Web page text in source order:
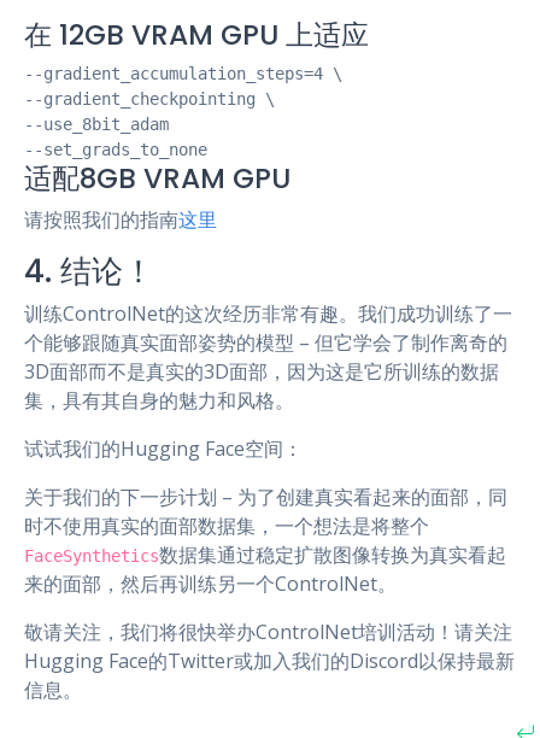
在 12GB VRAM GPU 上适应
--gradient_accumulation_steps=4 \
--gradient_checkpointing \
--use_8bit_adam
--set_grads_to_none
适配8GB VRAM GPU
请按照我们的指南这里
4. 结论！
训练ControlNet的这次经历非常有趣。我们成功训练了一
个能够跟随真实面部姿势的模型 – 但它学会了制作离奇的
3D面部而不是真实的3D面部，因为这是它所训练的数据
集，具有其自身的魅力和风格。
试试我们的Hugging Face空间：
关于我们的下一步计划 – 为了创建真实看起来的面部，同
时不使用真实的面部数据集，一个想法是将整个
FaceSynthetics数据集通过稳定扩散图像转换为真实看起
来的面部，然后再训练另一个ControlNet。
敬请关注，我们将很快举办ControlNet培训活动！请关注
Hugging Face的Twitter或加入我们的Discord以保持最新
信息。